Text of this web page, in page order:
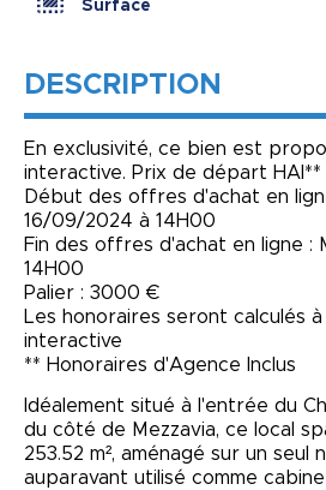
Surface
DESCRIPTION
En exclusivité, ce bien est
interactive. Prix de départ
Début des offres d'achat en
16/09/2024 à 14H00
Fin des offres d'achat en ligne :
14H00
Palier : 3000 €
Les honoraires seront calculés
interactive
** Honoraires d'Agence Inclus
Idéalement situé à l'entrée du
du côté de Mezzavia, ce local
253.52 m², aménagé sur un seul
auparavant utilisé comme